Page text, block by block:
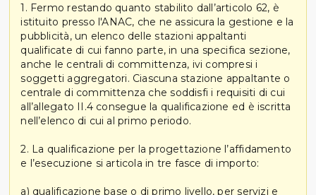
1. Fermo restando quanto stabilito dall’articolo 62, è
istituito presso l'ANAC, che ne assicura la gestione e la
pubblicità, un elenco delle stazioni appaltanti
qualificate di cui fanno parte, in una specifica sezione,
anche le centrali di committenza, ivi compresi i
soggetti aggregatori. Ciascuna stazione appaltante o
centrale di committenza che soddisfi i requisiti di cui
all’allegato II.4 consegue la qualificazione ed è iscritta
nell’elenco di cui al primo periodo.
2. La qualificazione per la progettazione l’affidamento
e l’esecuzione si articola in tre fasce di importo:
a) qualificazione base o di primo livello, per servizi e